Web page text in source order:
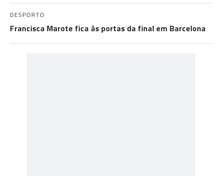
DESPORTO
Francisca Marote fica às portas da final em Barcelona